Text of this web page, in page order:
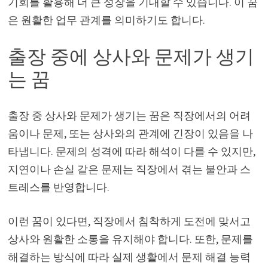
은 원활한 업무 관계를 의미하기도 합니다.
출장 중에 상사와 문제가 생기
는 꿈
출장 중 상사와 문제가 생기는 꿈은 직장에서의 어려
움이나 문제, 또는 상사와의 관계에 긴장이 있음을 나
타냅니다. 문제의 성격에 따라 해석이 다를 수 있지만,
지연이나 손실 같은 문제는 직장에서 겪는 불안과 스
트레스를 반영합니다.
이런 꿈이 있다면, 직장에서 침착하게 도전에 맞서고
상사와 원활한 소통을 유지해야 합니다. 또한, 문제를
해결하는 방식에 따라 실제 생활에서 문제 해결 능력